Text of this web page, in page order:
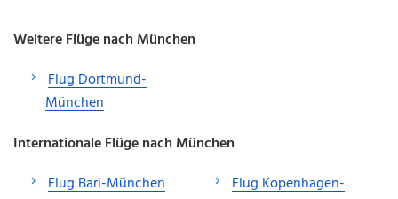
Weitere Flüge nach München
Flug Dortmund-
München
Internationale Flüge nach München
Flug Bari-München
Flug Kopenhagen-